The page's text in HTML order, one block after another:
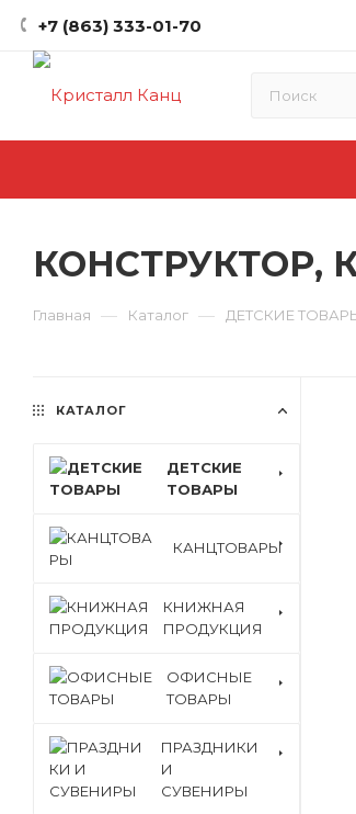
+7 (863) 333-01-70
КОНСТРУКТОР,
Главная — Каталог — ДЕТСКИЕ
КАТАЛОГ
ДЕТСКИЕ
ТОВАРЫ
КАНЦТОВАРЫ
КНИЖНАЯ
ПРОДУКЦИЯ
ОФИСНЫЕ
ТОВАРЫ
ПРАЗДНИКИ
И
СУВЕНИРЫ